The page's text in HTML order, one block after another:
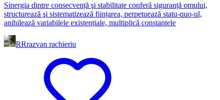
Sinergia dintre consecvență şi stabilitate conferă siguranță omului,
structurează şi sistematizează ființarea, perpetuează statu-quo-ul,
anihilează variabilele existențiale, multiplică constantele
RRrazvan rachieriu